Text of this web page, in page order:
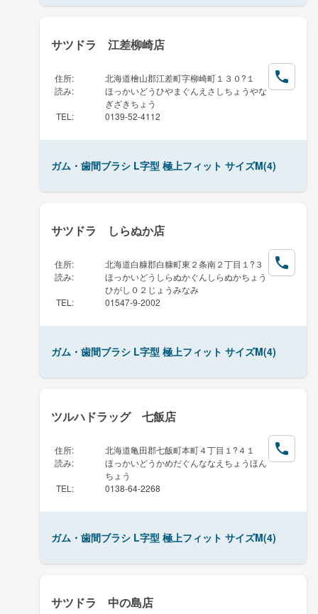
サツドラ 江差柳崎店
住所:
北海道檜山郡江差町字柳崎町１３０?１
読み:
ほっかいどうひやまぐんえさしちょうやな
ぎざきちょう
TEL : 0139-52-4112
ガム・歯間ブラシ L字型 極上フィット サイズM(4)
サツドラ しらぬか店
住所:
北海道白糠郡白糠町東２条南２丁目１?３
読み:
ほっかいどうしらぬかぐんしらぬかちょう
ひがし０２じょうみなみ
TEL : 01547-9-2002
ガム・歯間ブラシ L字型 極上フィット サイズM(4)
ツルハドラッグ 七飯店
住所:
北海道亀田郡七飯町本町４丁目１?４１
読み:
ほっかいどうかめだぐんななえちょうほん
ちょう
TEL : 0138-64-2268
ガム・歯間ブラシ L字型 極上フィット サイズM(4)
サツドラ 中の島店